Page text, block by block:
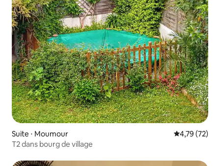
Suite ⋅ Moumour Évaluation
4,79 (72)
T2 dans bourg de village